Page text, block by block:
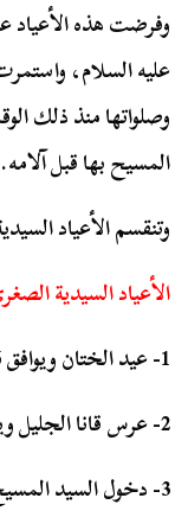
وفرضت هذه الأعياد
عليه السلام،
وصلواتها منذ ذلك
المسيح بها قبل آلامه.
وتنقسم الأعياد
الأعياد السيدية
1- عيد الختان ويوافق 6 طوبه.
2- عرس قانا الجليل ويوافق 12 طوبة.
3- دخول السيد المسيح الهيكل ويوافق 8 أمشير.